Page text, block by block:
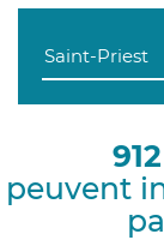
peuvent